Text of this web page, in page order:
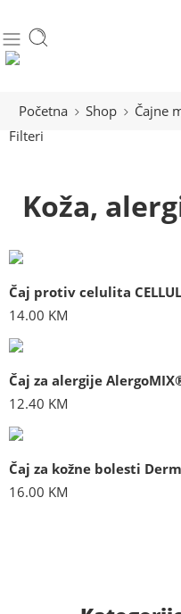
Početna Shop Čajne
Filteri
Koža,
Čaj protiv celulita
14.00 KM
Čaj za alergije
12.40 KM
Čaj za kožne bolesti
16.00 KM